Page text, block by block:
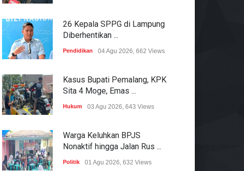
26 Kepala SPPG di Lampung
Diberhentikan ...
Pendidikan 04 Agu 2026, 662 Views
Kasus Bupati Pemalang, KPK
Sita 4 Moge, Emas ...
Hukum 03 Agu 2026, 643 Views
Warga Keluhkan BPJS
Nonaktif hingga Jalan Rus ...
Politik 01 Agu 2026, 632 Views